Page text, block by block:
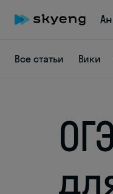
Все статьи Вики